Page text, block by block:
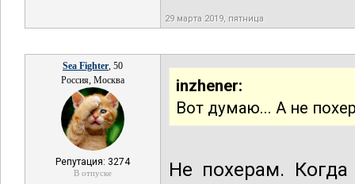
29 марта 2019, пятница
Sea Fighter, 50
Россия, Москва
Репутация: 3274
В отпуске
inzhener:
Вот думаю... А не
Не похерам.